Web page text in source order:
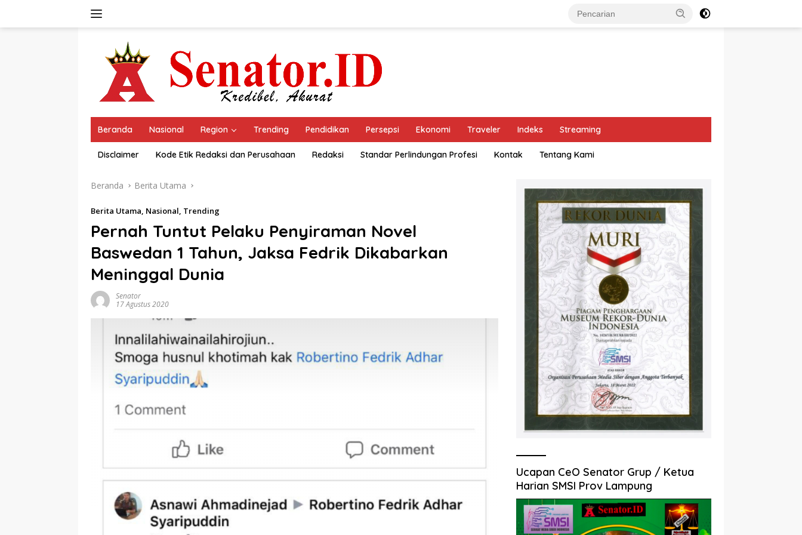
Beranda Nasional Region Trending Pendidikan Persepsi Ekonomi Traveler Indeks Streaming
Disclaimer Kode Etik Redaksi dan Perusahaan Redaksi Standar Perlindungan Profesi Kontak Tentang Kami
Beranda Berita Utama
Berita Utama, Nasional, Trending
Pernah Tuntut Pelaku Penyiraman Novel
Baswedan 1 Tahun, Jaksa Fedrik Dikabarkan
Meninggal Dunia
Senator
17 Agustus 2020
Ucapan CeO Senator Grup / Ketua
Harian SMSI Prov Lampung